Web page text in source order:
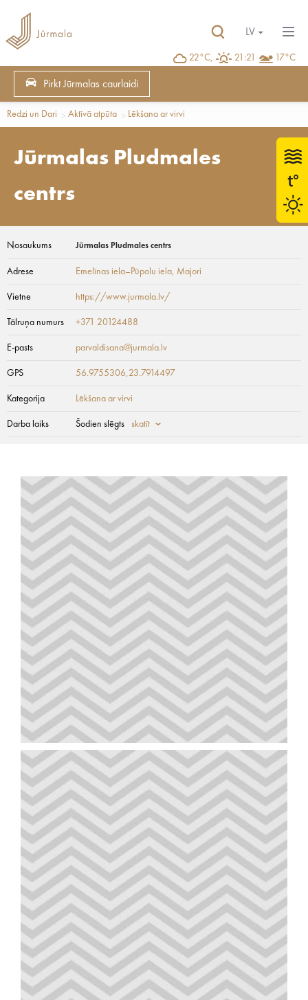
22°C, 21:21 17°C
LV
Pirkt Jūrmalas caurlaidi
Redzi un Dari Aktīvā atpūta Lēkšana ar virvi
Jūrmalas Pludmales
centrs
Nosaukums Jūrmalas Pludmales centrs
Adrese Emelīnas iela–Pūpolu iela, Majori
Vietne https://www.jurmala.lv/
Tālruņa numurs +371 20124488
E-pasts parvaldisana@jurmala.lv
GPS 56.9755306,23.7914497
Kategorija Lēkšana ar virvi
Darba laiks Šodien slēgts skatīt